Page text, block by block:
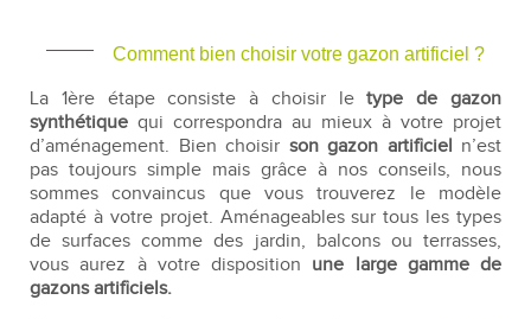
Comment bien choisir votre gazon artificiel ?
La 1ère étape consiste à choisir letype de gazon
synthétique qui correspondra au mieux à votre projet
d’aménagement. Bien choisir son gazon artificiel n’est
pas toujours simple mais grâce à nos conseils, nous
sommes convaincus que vous trouverez le modèle
adapté à votre projet. Aménageables sur tous les types
de surfaces comme des jardin, balcons ou terrasses,
vous aurez à votre disposition une large gamme de
gazons artificiels.